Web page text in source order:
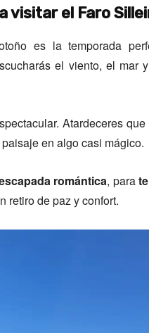
visitar el Faro
es la temporada
el viento, el mar
Atardeceres
en algo casi mágico.
romántica, para
retiro de paz y confort.